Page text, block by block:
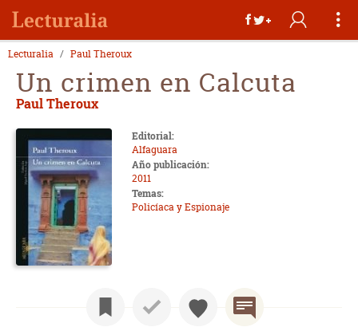
Lecturalia Paul Theroux
Un crimen en Calcuta
Paul Theroux
Editorial:
Alfaguara
Año publicación:
2011
Temas:
Policíaca y Espionaje